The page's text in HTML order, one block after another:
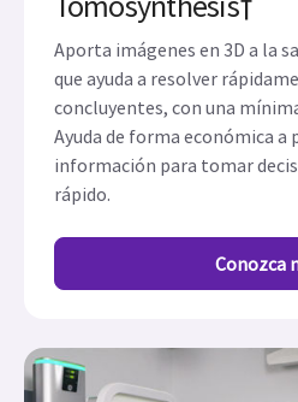
Aporta imágenes en 3D a la
que ayuda a resolver
concluyentes, con una
Ayuda de forma económica
información para tomar
rápido.
Conozca